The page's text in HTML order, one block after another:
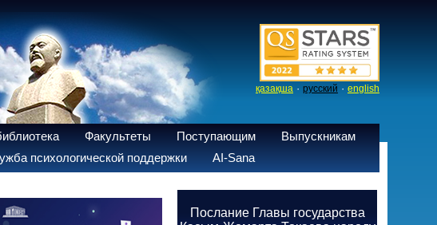
қазақша · русский · english
Факультеты Поступающим
Выпускникам
психологической поддержки AI-Sana
Послание Главы государства